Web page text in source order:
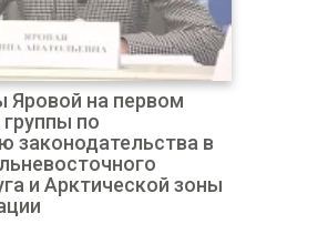
Яровой на первом
по
законодательства в
и Арктической зоны